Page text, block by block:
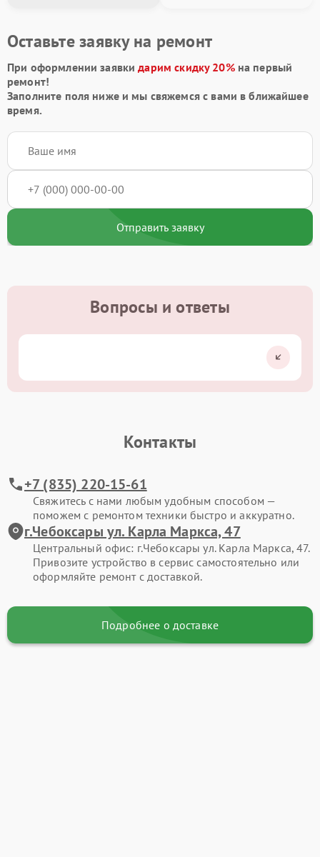
Оставьте заявку на ремонт
При оформлении заявкидарим скидку 20%на первый
ремонт!
Заполните поля ниже и мы свяжемся с вами в ближайшее
время.
Отправить заявку
Вопросы и ответы
Контакты
+7 (835) 220-15-61
Свяжитесь с нами любым удобным способом —
поможем с ремонтом техники быстро и аккуратно.
г.Чебоксары ул. Карла Маркса, 47
Центральный офис: г.Чебоксары ул. Карла Маркса, 47.
Привозите устройство в сервис самостоятельно или
оформляйте ремонт с доставкой.
Подробнее о доставке